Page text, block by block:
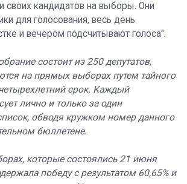
своих кандидатов на выборы. Они
для голосования, весь день
и вечером подсчитывают голоса".
состоит из 250 депутатов,
на прямых выборах путем тайного
срок. Каждый
лично и только за один
обводя кружком номер данного
бюллетене.
которые состоялись 21 июня
победу с результатом 60,65% и